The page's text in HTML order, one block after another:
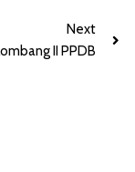
Next
II PPDB